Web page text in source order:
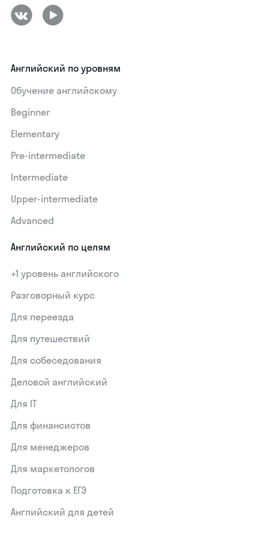
Английский по уровням
Обучение английскому
Beginner
Elementary
Pre-intermediate
Intermediate
Upper-intermediate
Advanced
Английский по целям
+1 уровень английского
Разговорный курс
Для переезда
Для путешествий
Для собеседования
Деловой английский
Для IT
Для финансистов
Для менеджеров
Для маркетологов
Подготовка к ЕГЭ
Английский для детей